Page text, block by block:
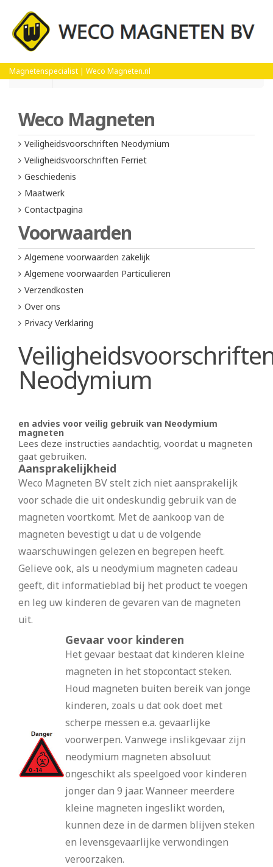
Magnetenspecialist | Weco Magneten.nl
Home Veiligheidsvoorschriften Neodymium
Weco Magneten
Veiligheidsvoorschriften Neodymium
Veiligheidsvoorschriften Ferriet
Geschiedenis
Maatwerk
Contactpagina
Voorwaarden
Algemene voorwaarden zakelijk
Algemene voorwaarden Particulieren
Verzendkosten
Over ons
Privacy Verklaring
Neodymium
en advies voor veilig gebruik van Neodymium
magneten
Lees deze instructies aandachtig, voordat u magneten
gaat gebruiken.
Aansprakelijkheid
Weco Magneten BV stelt zich niet aansprakelijk
voor schade die uit ondeskundig gebruik van de
magneten voortkomt. Met de aankoop van de
magneten bevestigt u dat u de volgende
waarschuwingen gelezen en begrepen heeft.
Gelieve ook, als u neodymium magneten cadeau
geeft, dit informatieblad bij het product te voegen
en leg uw kinderen de gevaren van de magneten
uit.
Gevaar voor kinderen
Het gevaar bestaat dat kinderen kleine
magneten in het stopcontact steken.
Houd magneten buiten bereik van jonge
kinderen, zoals u dat ook doet met
scherpe messen e.a. gevaarlijke
voorwerpen. Vanwege inslikgevaar zijn
neodymium magneten absoluut
ongeschikt als speelgoed voor kinderen
jonger dan 9 jaar. Wanneer meerdere
kleine magneten ingeslikt worden,
kunnen deze in de darmen blijven steken
en levensgevaarlijke verwondingen
veroorzaken.